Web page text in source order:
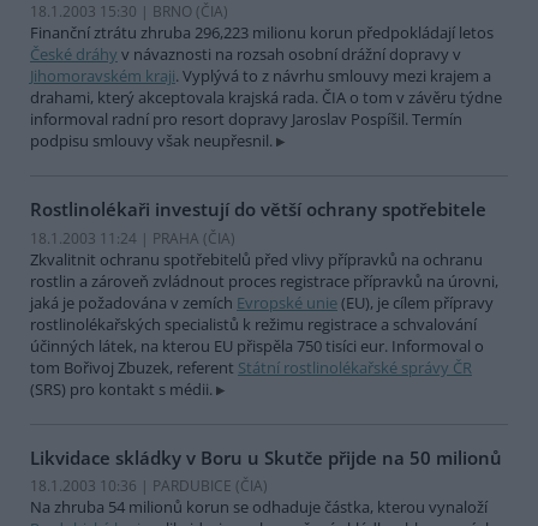
18.1.2003 15:30 | BRNO (ČIA)
Finanční ztrátu zhruba 296,223 milionu korun předpokládají letos
České dráhy v návaznosti na rozsah osobní drážní dopravy v
Jihomoravském kraji. Vyplývá to z návrhu smlouvy mezi krajem a
drahami, který akceptovala krajská rada. ČIA o tom v závěru týdne
informoval radní pro resort dopravy Jaroslav Pospíšil. Termín
podpisu smlouvy však neupřesnil.
Rostlinolékaři investují do větší ochrany spotřebitele
18.1.2003 11:24 | PRAHA (ČIA)
Zkvalitnit ochranu spotřebitelů před vlivy přípravků na ochranu
rostlin a zároveň zvládnout proces registrace přípravků na úrovni,
jaká je požadována v zemích Evropské unie(EU), je cílem přípravy
rostlinolékařských specialistů k režimu registrace a schvalování
účinných látek, na kterou EU přispěla 750 tisíci eur. Informoval o
tom Bořivoj Zbuzek, referent Státní rostlinolékařské správy ČR
(SRS) pro kontakt s médii.
Likvidace skládky v Boru u Skutče přijde na 50 milionů
18.1.2003 10:36 | PARDUBICE (ČIA)
Na zhruba 54 milionů korun se odhaduje částka, kterou vynaloží